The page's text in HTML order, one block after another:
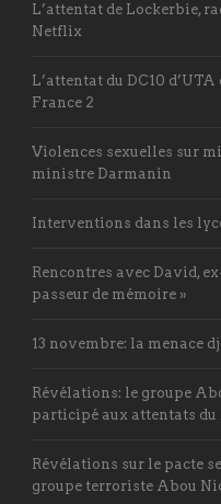
L’attentat de Lockerbie,
Netflix
L’attentat du DC10
France 2
Violences sexuelles sur
ministre Darmanin
Interventions dans les
Rencontres avec David,
passeur de mémoire »
13 novembre: la menace
Révélations: le groupe
participé aux attentats du
Révélations sur le pacte
groupe terroriste Abou